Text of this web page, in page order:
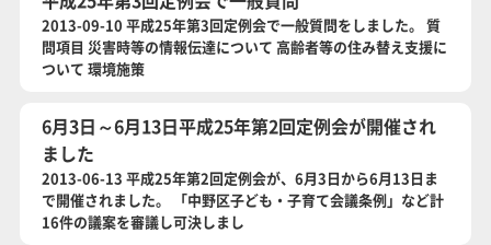
2013-09-10 平成25年第3回定例会で一般質問をしました。 質
問項目 災害時等の情報伝達について 高齢者等の住み替え支援に
ついて 環境施策
6月3日～6月13日平成25年第2回定例会が開催され
ました
2013-06-13 平成25年第2回定例会が、6月3日から6月13日ま
で開催されました。 「中野区子ども・子育て会議条例」など計
16件の議案を審議し可決しまし